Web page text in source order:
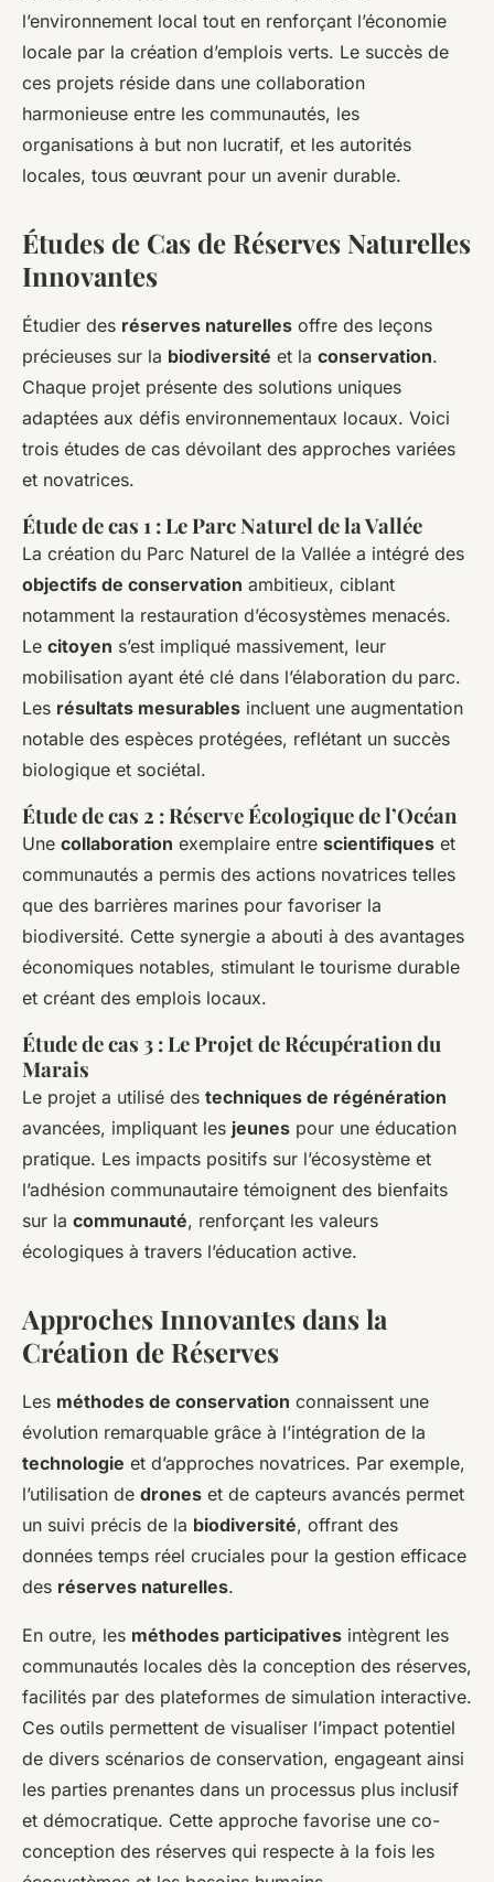
l’environnement local tout en renforçant l’économie
locale par la création d’emplois verts. Le succès de
ces projets réside dans une collaboration
harmonieuse entre les communautés, les
organisations à but non lucratif, et les autorités
locales, tous œuvrant pour un avenir durable.
Études de Cas de Réserves Naturelles
Innovantes
Étudier des réserves naturelles offre des leçons
précieuses sur la biodiversité et la conservation.
Chaque projet présente des solutions uniques
adaptées aux défis environnementaux locaux. Voici
trois études de cas dévoilant des approches variées
et novatrices.
Étude de cas 1 : Le Parc Naturel de la Vallée
La création du Parc Naturel de la Vallée a intégré des
objectifs de conservation ambitieux, ciblant
notamment la restauration d’écosystèmes menacés.
Le citoyen s’est impliqué massivement, leur
mobilisation ayant été clé dans l’élaboration du parc.
Les résultats mesurables incluent une augmentation
notable des espèces protégées, reflétant un succès
biologique et sociétal.
Étude de cas 2 : Réserve Écologique de l’Océan
Une collaboration exemplaire entre scientifiques et
communautés a permis des actions novatrices telles
que des barrières marines pour favoriser la
biodiversité. Cette synergie a abouti à des avantages
économiques notables, stimulant le tourisme durable
et créant des emplois locaux.
Étude de cas 3 : Le Projet de Récupération du
Marais
Le projet a utilisé des techniques de régénération
avancées, impliquant les jeunes pour une éducation
pratique. Les impacts positifs sur l’écosystème et
l’adhésion communautaire témoignent des bienfaits
sur la communauté, renforçant les valeurs
écologiques à travers l’éducation active.
Approches Innovantes dans la
Création de Réserves
Les méthodes de conservation connaissent une
évolution remarquable grâce à l’intégration de la
technologie et d’approches novatrices. Par exemple,
l’utilisation de drones et de capteurs avancés permet
un suivi précis de la biodiversité, offrant des
données temps réel cruciales pour la gestion efficace
des réserves naturelles.
En outre, les méthodes participatives intègrent les
communautés locales dès la conception des réserves,
facilités par des plateformes de simulation interactive.
Ces outils permettent de visualiser l’impact potentiel
de divers scénarios de conservation, engageant ainsi
les parties prenantes dans un processus plus inclusif
et démocratique. Cette approche favorise une co-
conception des réserves qui respecte à la fois les